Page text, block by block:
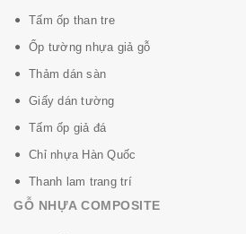
Tấm ốp than tre
Ốp tường nhựa giả gỗ
Thảm dán sàn
Giấy dán tường
Tấm ốp giả đá
Chỉ nhựa Hàn Quốc
Thanh lam trang trí
GỖ NHỰA COMPOSITE